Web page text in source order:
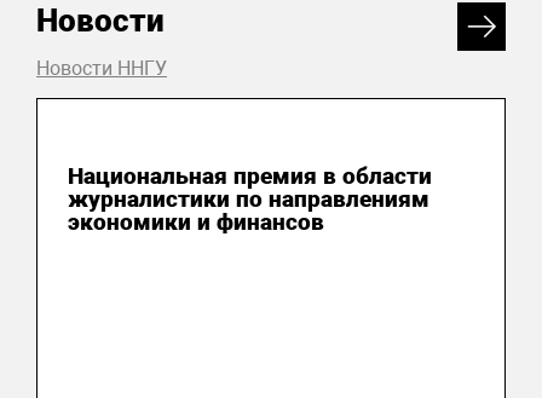
Новости
Новости ННГУ
Национальная премия в области
журналистики по направлениям
экономики и финансов